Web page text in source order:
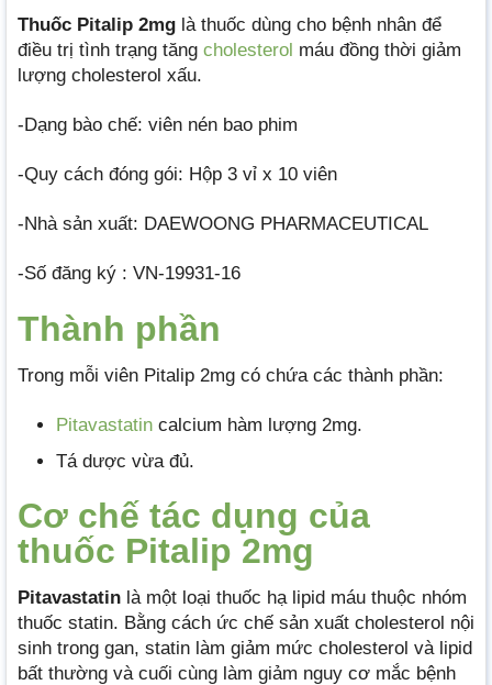
Thuốc Pitalip 2mg là thuốc dùng cho bệnh nhân để
điều trị tình trạng tăng cholesterol máu đồng thời giảm
lượng cholesterol xấu.
-Dạng bào chế: viên nén bao phim
-Quy cách đóng gói: Hộp 3 vỉ x 10 viên
-Nhà sản xuất: DAEWOONG PHARMACEUTICAL
-Số đăng ký : VN-19931-16
Thành phần
Trong mỗi viên Pitalip 2mg có chứa các thành phần:
Pitavastatin calcium hàm lượng 2mg.
Tá dược vừa đủ.
Cơ chế tác dụng của
thuốc Pitalip 2mg
Pitavastatin là một loại thuốc hạ lipid máu thuộc nhóm
thuốc statin. Bằng cách ức chế sản xuất cholesterol nội
sinh trong gan, statin làm giảm mức cholesterol và lipid
bất thường và cuối cùng làm giảm nguy cơ mắc bệnh